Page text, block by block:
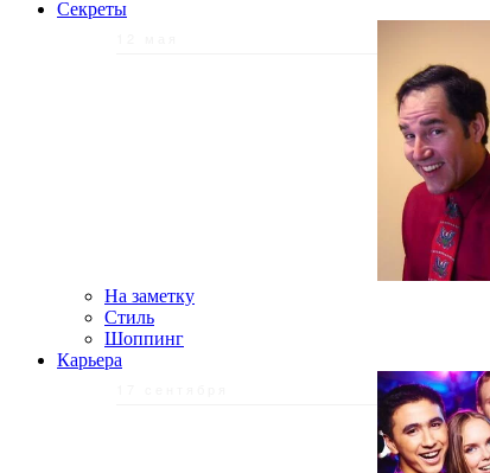
Секреты
На заметку
Стиль
Шоппинг
Карьера